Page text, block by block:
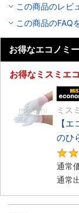
この商品のレビ
この商品のFAQ
お得なエコノミ
お得なミスミエ
ミスミ
【
のひ
通常
通常